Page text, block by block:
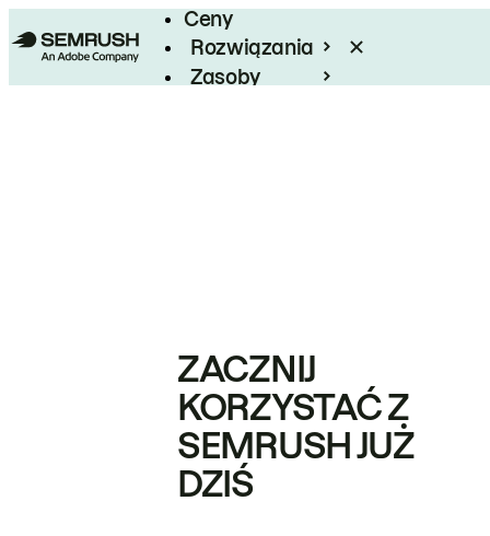
Ceny
Rozwiązania
Zasoby
ZACZNIJ
KORZYSTAĆ Z
SEMRUSH JUŻ
DZIŚ